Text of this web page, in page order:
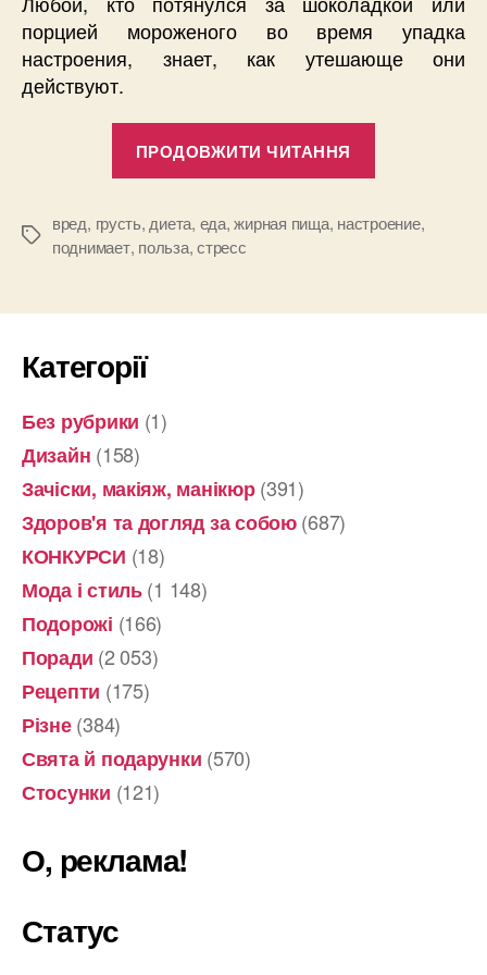
порцией мороженого во время упадка
настроения, знает, как утешающе они
действуют.
ПРОДОВЖИТИ ЧИТАННЯ
стресса
едой”
Позначки
вред, грусть,диета, еда,жирная пища, настроение,
поднимает, польза,стресс
Категорії
Без рубрики (1)
Дизайн (158)
Зачіски, макіяж, манікюр(391)
Здоров'я та догляд за собою(687)
КОНКУРСИ (18)
Мода і стиль(1 148)
Подорожі (166)
Поради (2 053)
Рецепти (175)
Різне(384)
Свята й подарунки (570)
Стосунки (121)
О, реклама!
Статус